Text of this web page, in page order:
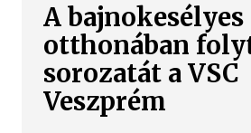
A bajnokesélyes
otthonában
sorozatát a VSC
Veszprém